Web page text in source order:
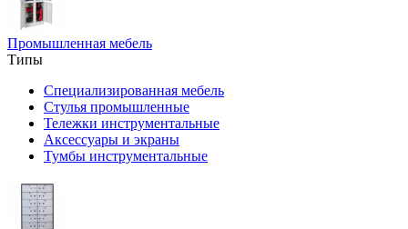
Промышленная мебель
Типы
Специализированная мебель
Стулья промышленные
Тележки инструментальные
Аксессуары и экраны
Тумбы инструментальные